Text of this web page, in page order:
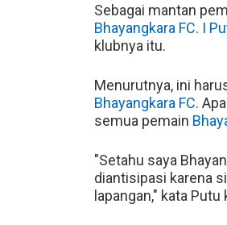
Sebagai mantan
Bhayangkara FC. I
klubnya itu.
Menurutnya, ini
Bhayangkara FC.
semua pemain
"Setahu saya
diantisipasi karena
lapangan," kata